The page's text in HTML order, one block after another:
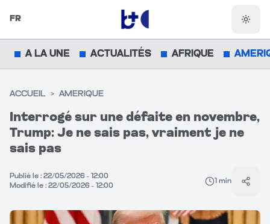
FR
A LA UNE ACTUALITÉS AFRIQUE
ACCUEIL > AMERIQUE
Interrogé sur une défaite en novembre,
Trump: Je ne sais pas, vraiment je ne
sais pas
Publié le : 22/05/2026 - 12:00
Modifié le : 22/05/2026 - 12:00
1 min